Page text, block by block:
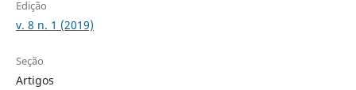
Edição
v. 8 n. 1 (2019)
Seção
Artigos